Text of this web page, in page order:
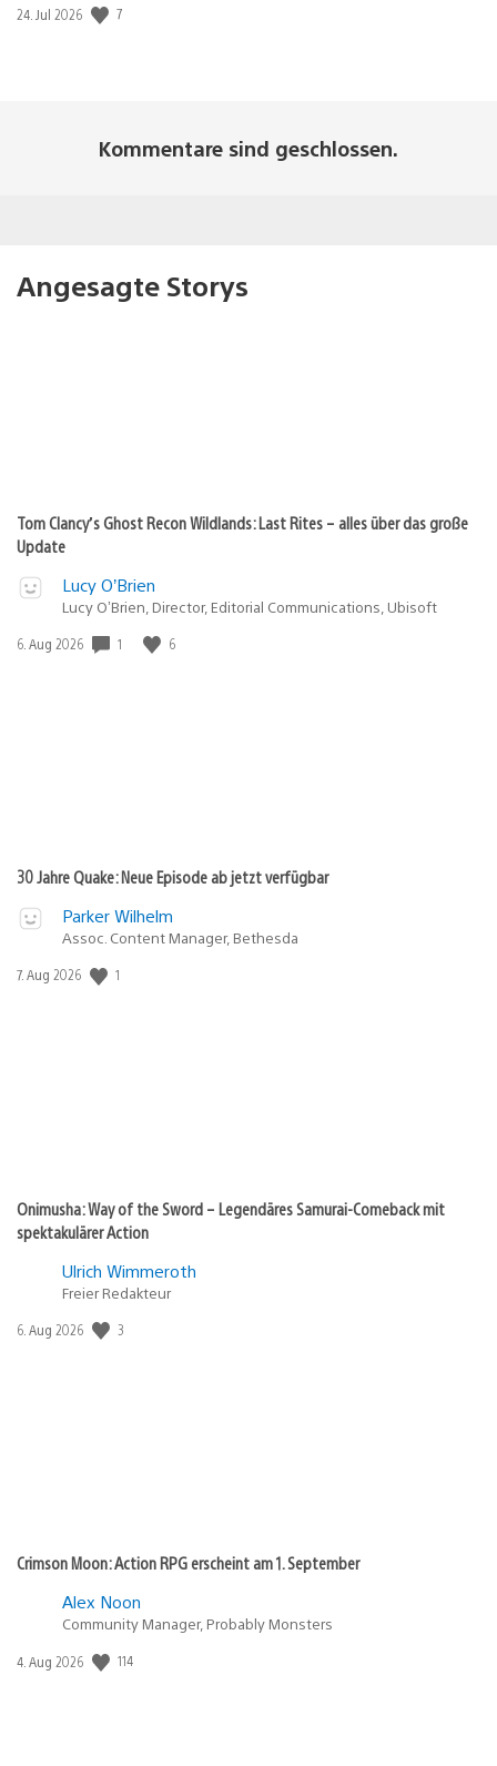
Veröffentlichungsdatum:
24. Jul 2026 7
Kommentare sind geschlossen.
Angesagte Storys
Tom Clancy’s Ghost Recon Wildlands: Last Rites – alles über das große
Update
Lucy O’Brien
Lucy O’Brien, Director, Editorial Communications, Ubisoft
Veröffentlichungsdatum:
6. Aug 2026 1 6
30 Jahre Quake: Neue Episode ab jetzt verfügbar
Parker Wilhelm
Assoc. Content Manager, Bethesda
Veröffentlichungsdatum:
7. Aug 2026 1
Onimusha: Way of the Sword – Legendäres Samurai-Comeback mit
spektakulärer Action
Ulrich Wimmeroth
Freier Redakteur
Veröffentlichungsdatum:
6. Aug 2026 3
Crimson Moon: Action RPG erscheint am 1. September
Alex Noon
Community Manager, Probably Monsters
Veröffentlichungsdatum:
4. Aug 2026 114